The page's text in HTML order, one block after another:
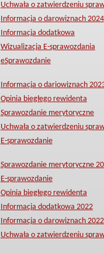
Uchwała o zatwierdzeniu
Informacja o darowiznach 2024
Informacja dodatkowa
Wizualizacja E-sprawozdania
eSprawozdanie
Informacja o dariowiznach
Opinia biegłego rewidenta
Sprawozdanie merytoryczne
Uchwała o zatwierdzeniu
E-sprawozdanie
Sprawozdanie merytoryczne
E-sprawozdanie
Opinia biegłego rewidenta
Informacja dodatkowa 2022
Informacja o darowiznach 2022
Uchwała o zatwierdzeniu